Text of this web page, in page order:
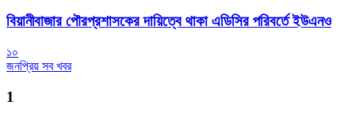
বিয়ানীবাজার পৌরপ্রশাসকের দায়িত্বে থাকা এডিসির পরিবর্তে ইউএনও
১০
জনপ্রিয় সব খবর
1